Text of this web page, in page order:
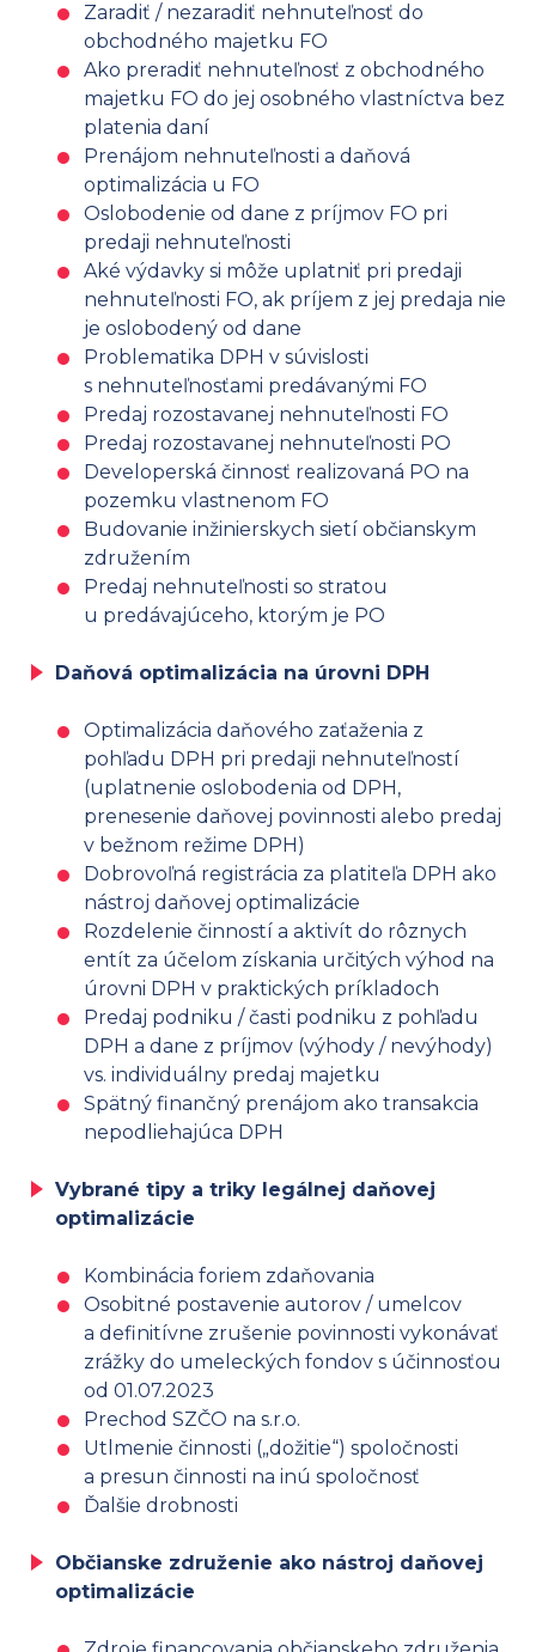
Zaradiť / nezaradiť nehnuteľnosť do
obchodného majetku FO
Ako preradiť nehnuteľnosť z obchodného
majetku FO do jej osobného vlastníctva bez
platenia daní
Prenájom nehnuteľnosti a daňová
optimalizácia u FO
Oslobodenie od dane z príjmov FO pri
predaji nehnuteľnosti
Aké výdavky si môže uplatniť pri predaji
nehnuteľnosti FO, ak príjem z jej predaja nie
je oslobodený od dane
Problematika DPH v súvislosti
s nehnuteľnosťami predávanými FO
Predaj rozostavanej nehnuteľnosti FO
Predaj rozostavanej nehnuteľnosti PO
Developerská činnosť realizovaná PO na
pozemku vlastnenom FO
Budovanie inžinierskych sietí občianskym
združením
Predaj nehnuteľnosti so stratou
u predávajúceho, ktorým je PO
Daňová optimalizácia na úrovni DPH
Optimalizácia daňového zaťaženia z
pohľadu DPH pri predaji nehnuteľností
(uplatnenie oslobodenia od DPH,
prenesenie daňovej povinnosti alebo predaj
v bežnom režime DPH)
Dobrovoľná registrácia za platiteľa DPH ako
nástroj daňovej optimalizácie
Rozdelenie činností a aktivít do rôznych
entít za účelom získania určitých výhod na
úrovni DPH v praktických príkladoch
Predaj podniku / časti podniku z pohľadu
DPH a dane z príjmov (výhody / nevýhody)
vs. individuálny predaj majetku
Spätný finančný prenájom ako transakcia
nepodliehajúca DPH
Vybrané tipy a triky legálnej daňovej
optimalizácie
Kombinácia foriem zdaňovania
Osobitné postavenie autorov / umelcov
a definitívne zrušenie povinnosti vykonávať
zrážky do umeleckých fondov s účinnosťou
od 01.07.2023
Prechod SZČO na s.r.o.
Utlmenie činnosti („dožitie“) spoločnosti
a presun činnosti na inú spoločnosť
Ďalšie drobnosti
Občianske združenie ako nástroj daňovej
optimalizácie